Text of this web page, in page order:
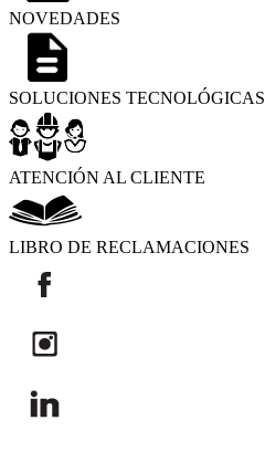
NOVEDADES
SOLUCIONES TECNOLÓGICAS
ATENCIÓN AL CLIENTE
LIBRO DE RECLAMACIONES